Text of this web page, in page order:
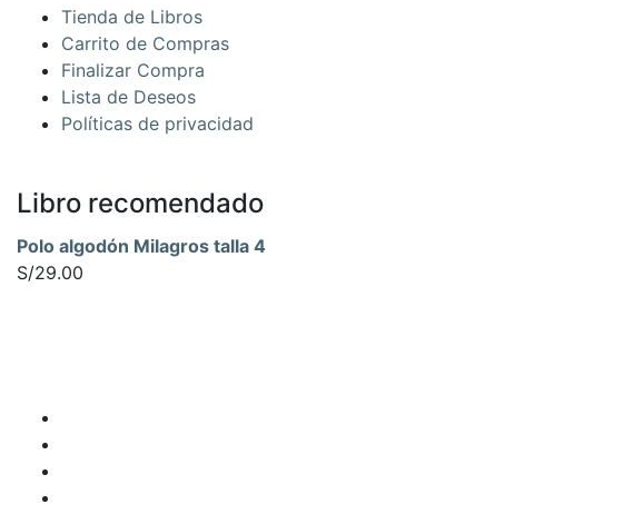
Tienda de Libros
Carrito de Compras
Finalizar Compra
Lista de Deseos
Políticas de privacidad
Libro recomendado
Polo algodón Milagros talla 4
S/29.00